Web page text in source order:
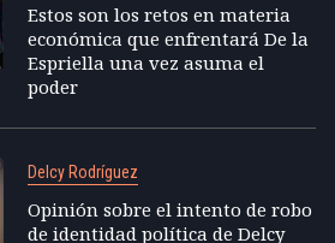
Estos son los retos en materia
económica que enfrentará De la
Espriella una vez asuma el
poder
Delcy Rodríguez
Opinión sobre el intento de robo
de identidad política de Delcy